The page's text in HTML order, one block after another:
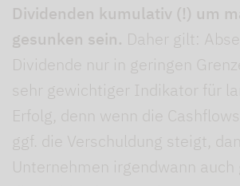
Dividenden kumulativ (!) um
gesunken sein. Daher gilt:
Dividende nur in geringen
sehr gewichtiger Indikator für
Erfolg, denn wenn die
ggf. die Verschuldung steigt,
Unternehmen irgendwann auch